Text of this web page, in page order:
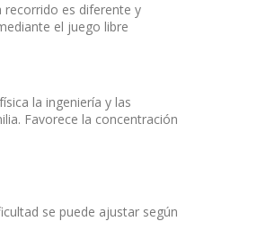
recorrido es diferente y
el juego libre
la ingeniería y las
Favorece la concentración
se puede ajustar según